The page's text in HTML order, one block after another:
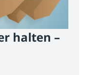
halten –